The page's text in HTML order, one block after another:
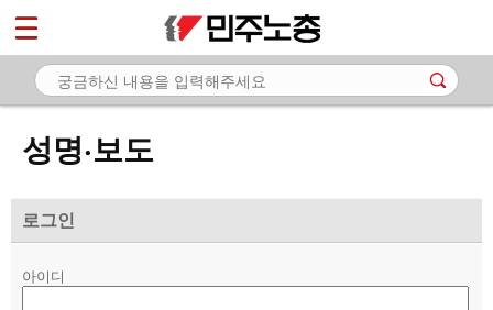
성명·보도
로그인
아이디
마이페이지
소개
- 공지사항
- 성명·보도